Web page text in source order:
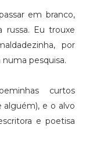
embranco,
russa. Eutrouxe
,por
numa pesquisa.
curtos
alguém), e o alvo
e poetisa